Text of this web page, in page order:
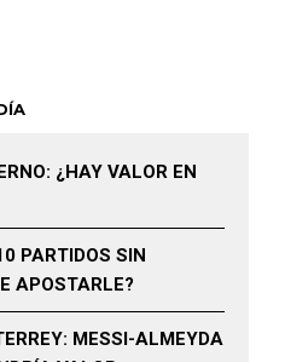
¿HAY VALOR EN
PARTIDOS SIN
APOSTARLE?
MESSI-ALMEYDA